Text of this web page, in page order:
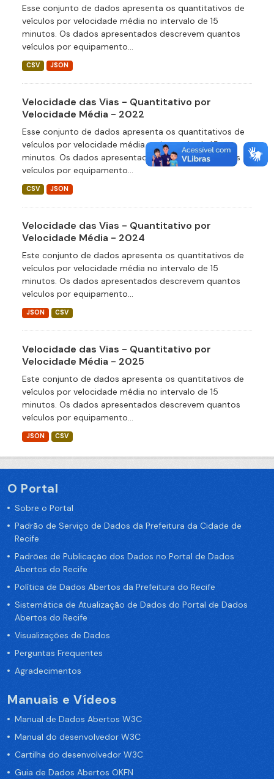
Esse conjunto de dados apresenta os quantitativos de
veículos por velocidade média no intervalo de 15
minutos. Os dados apresentados descrevem quantos
veículos por equipamento...
CSV JSON
Velocidade das Vias - Quantitativo por
Velocidade Média - 2022
Esse conjunto de dados apresenta os quantitativos de
veículos por velocidade média no intervalo de 15
minutos. Os dados apresentados descrevem quantos
veículos por equipamento...
CSV JSON
Velocidade das Vias - Quantitativo por
Velocidade Média - 2024
Este conjunto de dados apresenta os quantitativos de
veículos por velocidade média no intervalo de 15
minutos. Os dados apresentados descrevem quantos
veículos por equipamento...
JSON CSV
Velocidade das Vias - Quantitativo por
Velocidade Média - 2025
Este conjunto de dados apresenta os quantitativos de
veículos por velocidade média no intervalo de 15
minutos. Os dados apresentados descrevem quantos
veículos por equipamento...
JSON CSV
O Portal
Sobre o Portal
Padrão de Serviço de Dados da Prefeitura da Cidade de
Recife
Padrões de Publicação dos Dados no Portal de Dados
Abertos do Recife
Política de Dados Abertos da Prefeitura do Recife
Sistemática de Atualização de Dados do Portal de Dados
Abertos do Recife
Visualizações de Dados
Perguntas Frequentes
Agradecimentos
Manuais e Vídeos
Manual de Dados Abertos W3C
Manual do desenvolvedor W3C
Cartilha do desenvolvedor W3C
Guia de Dados Abertos OKFN